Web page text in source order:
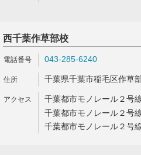
西千葉作草部校
043-285-6240
千葉県千葉市稲毛区作草
千葉都市モノレール２号
千葉都市モノレール２号
千葉都市モノレール２号